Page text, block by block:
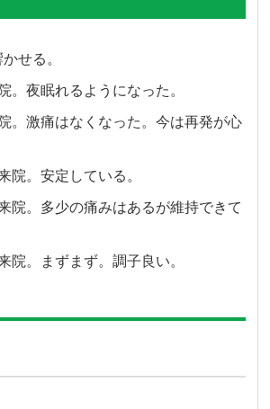
せる。
。夜眠れるようになった。
。激痛はなくなった。今は再発が心
院。安定している。
院。多少の痛みはあるが維持できて
院。まずまず。調子良い。